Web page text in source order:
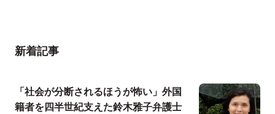
新着記事
「社会が分断されるほうが怖い」外国
籍者を四半世紀支えた鈴木雅子弁護士